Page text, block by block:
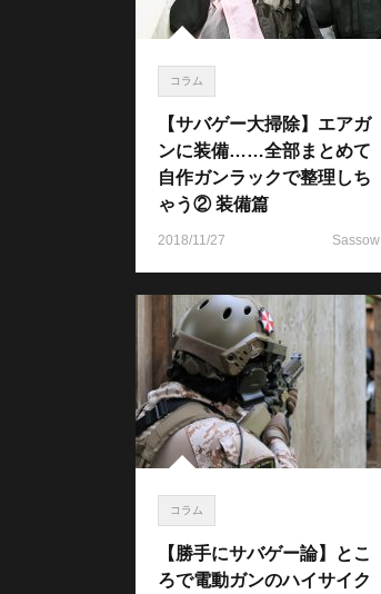
コラム
【サバゲー大掃除】エアガ
ンに装備……全部まとめて
自作ガンラックで整理しち
ゃう② 装備篇
2018/11/27 Sassow
コラム
【勝手にサバゲー論】とこ
ろで電動ガンのハイサイク